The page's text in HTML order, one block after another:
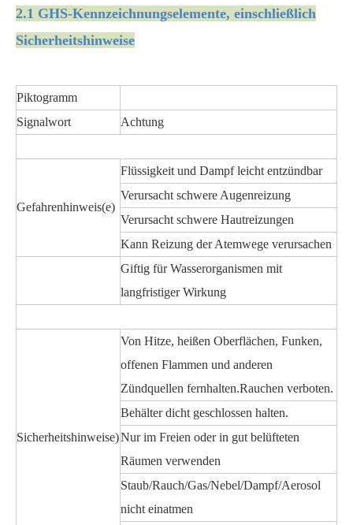
2.1 GHS-Kennzeichnungselemente, einschließlich
Sicherheitshinweise
Piktogramm
Signalwort
Achtung
Gefahrenhinweis(e)
Flüssigkeit und Dampf leicht entzündbar
Verursacht schwere Augenreizung
Verursacht schwere Hautreizungen
Kann Reizung der Atemwege verursachen
Giftig für Wasserorganismen mit
langfristiger Wirkung
Sicherheitshinweise)
Von Hitze, heißen Oberflächen, Funken,
offenen Flammen und anderen
Zündquellen fernhalten.Rauchen verboten.
Behälter dicht geschlossen halten.
Nur im Freien oder in gut belüfteten
Räumen verwenden
Staub/Rauch/Gas/Nebel/Dampf/Aerosol
nicht einatmen